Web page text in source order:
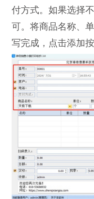
付方式。如果选择
可。将商品名称、
写完成，点击添加按